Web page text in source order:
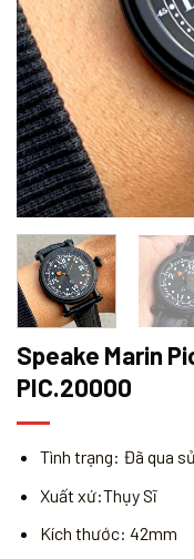
Speake Marin
PIC.20000
Tình trạng: Đã qua
Xuất xứ:Thụy Sĩ
Kích thước: 42mm